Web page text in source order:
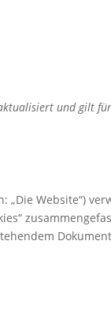
und gilt
„Die Website“)